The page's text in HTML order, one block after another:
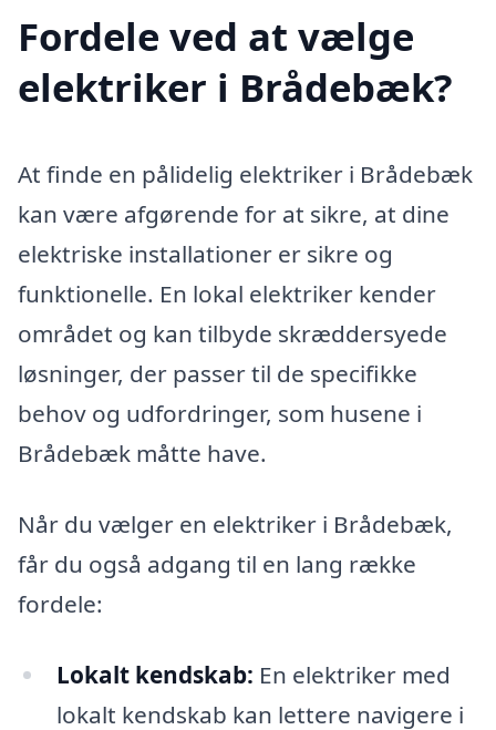
Fordele ved at vælge
elektriker i Brådebæk?
At finde en pålidelig elektriker i Brådebæk
kan være afgørende for at sikre, at dine
elektriske installationer er sikre og
funktionelle. En lokal elektriker kender
området og kan tilbyde skræddersyede
løsninger, der passer til de specifikke
behov og udfordringer, som husene i
Brådebæk måtte have.
Når du vælger en elektriker i Brådebæk,
får du også adgang til en lang række
fordele:
Lokalt kendskab: En elektriker med
lokalt kendskab kan lettere navigere i